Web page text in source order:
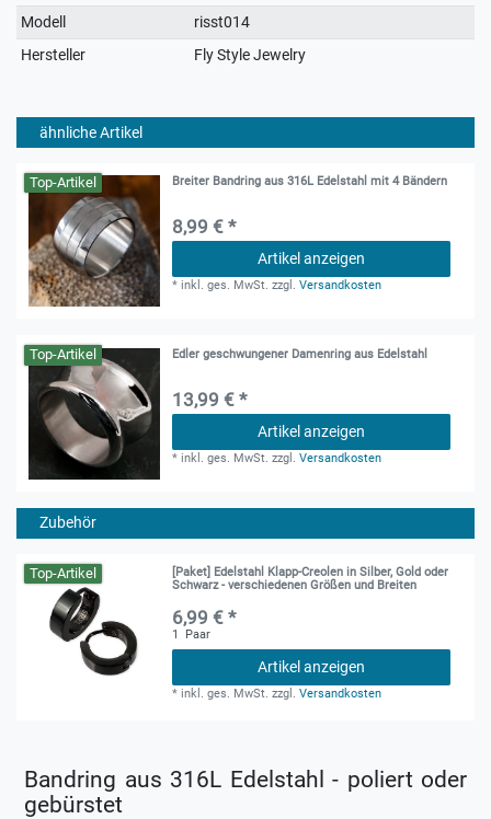
Modell
risst014
Hersteller
Fly Style Jewelry
ähnliche Artikel
Top-Artikel Breiter Bandring aus 316L Edelstahl mit 4 Bändern
8,99 € *
Artikel anzeigen
* inkl. ges. MwSt. zzgl.Versandkosten
Top-Artikel Edler geschwungener Damenring aus Edelstahl
13,99 € *
Artikel anzeigen
* inkl. ges. MwSt. zzgl.Versandkosten
Zubehör
Top-Artikel
[Paket] Edelstahl Klapp-Creolen in Silber, Gold oder
Schwarz - verschiedenen Größen und Breiten
6,99 € *
1 Paar
Artikel anzeigen
* inkl. ges. MwSt. zzgl.Versandkosten
Bandring aus 316L Edelstahl - poliert oder
gebürstet